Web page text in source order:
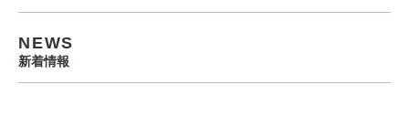
NEWS
新着情報